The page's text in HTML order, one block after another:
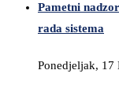
Pametni
rada sistema
Ponedjeljak, 17